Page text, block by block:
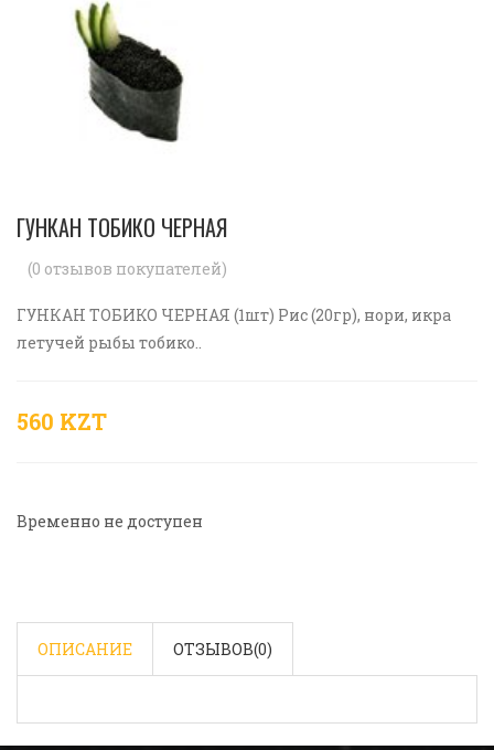
ГУНКАН ТОБИКО ЧЕРНАЯ
(0 отзывов покупателей)
ГУНКАН ТОБИКО ЧЕРНАЯ (1шт) Рис (20гр), нори, икра
летучей рыбы тобико..
560 KZT
Временно не доступен
ОПИСАНИЕ ОТЗЫВОВ(0)